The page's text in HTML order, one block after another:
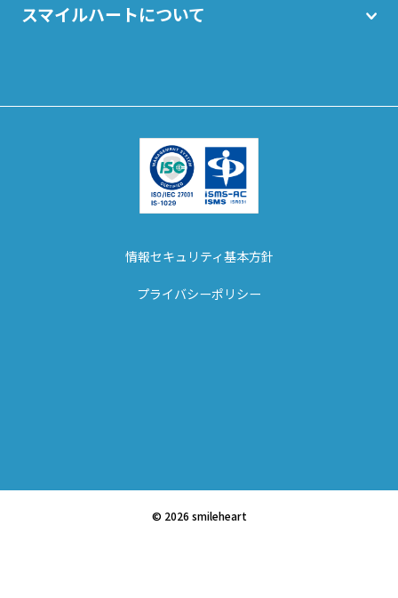
スマイルハートについて
情報セキュリティ基本方針
プライバシーポリシー
© 2026 smileheart